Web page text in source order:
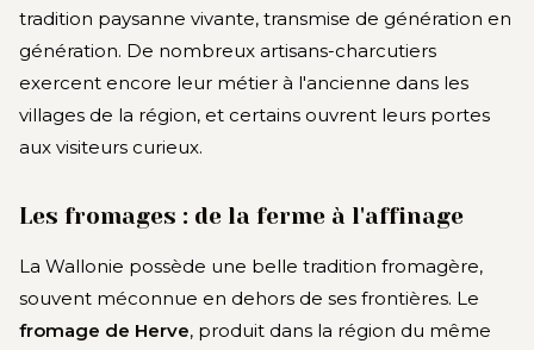
tradition paysanne vivante, transmise de génération en
génération. De nombreux artisans-charcutiers
exercent encore leur métier à l'ancienne dans les
villages de la région, et certains ouvrent leurs portes
aux visiteurs curieux.
Les fromages : de la ferme à l'affinage
La Wallonie possède une belle tradition fromagère,
souvent méconnue en dehors de ses frontières. Le
fromage de Herve, produit dans la région du même